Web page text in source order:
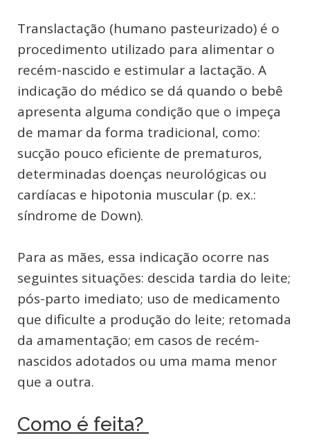
Translactação (humano pasteurizado) é o
procedimento utilizado para alimentar o
recém-nascido e estimular a lactação. A
indicação do médico se dá quando o bebê
apresenta alguma condição que o impeça
de mamar da forma tradicional, como:
sucção pouco eficiente de prematuros,
determinadas doenças neurológicas ou
cardíacas e hipotonia muscular (p. ex.:
síndrome de Down).
Para as mães, essa indicação ocorre nas
seguintes situações: descida tardia do leite;
pós-parto imediato; uso de medicamento
que dificulte a produção do leite; retomada
da amamentação; em casos de recém-
nascidos adotados ou uma mama menor
que a outra.
Como é feita?